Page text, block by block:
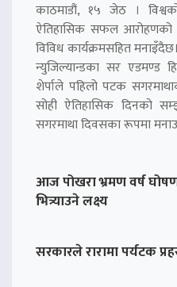
काठमाडौं, १५ जेठ ।
ऐतिहासिक सफल
विविध कार्यक्रमसहित
न्युजिल्यान्डका सर एडमण्ड
शेर्पाले पहिलो पटक
सोही ऐतिहासिक दिनको
सगरमाथा दिवसका रूपमा
आज पोखरा भ्रमण वर्ष
भित्र्याउने लक्ष्य
सरकारले रारामा पर्यटक